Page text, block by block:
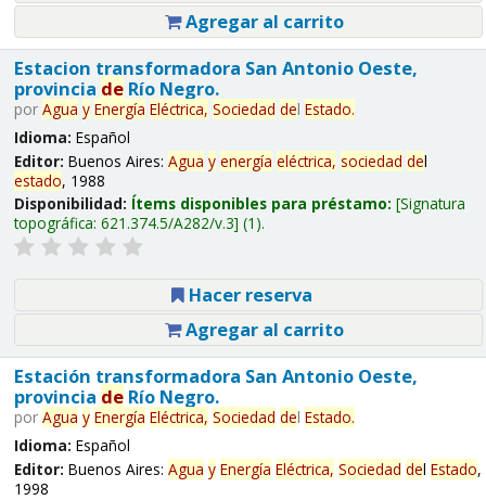
Agregar al carrito
Estacion transformadora San Antonio Oeste,
provincia deRío Negro.
por Agua y Energía Eléctrica, Sociedad del Estado.
Idioma: Español
Editor: Buenos Aires: Agua y energía eléctrica, sociedad del
estado, 1988
Disponibilidad: Ítems disponibles para préstamo: Signatura
topográfica: 621.374.5/A282/v.3 (1).
Hacer reserva
Agregar al carrito
Estación transformadora San Antonio Oeste,
provincia deRío Negro.
por Agua y Energía Eléctrica, Sociedad del Estado.
Idioma: Español
Editor: Buenos Aires: Agua y Energía Eléctrica, Sociedad del Estado,
1998